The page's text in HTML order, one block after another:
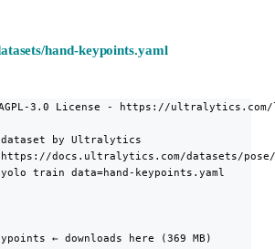
hand-keypoints.yaml
3.0 License - https://ultralytics.com/
dataset by Ultralytics
https://docs.ultralytics.com/datasets/pose/
yolo train data=hand-keypoints.yaml
← downloads here (369 MB)